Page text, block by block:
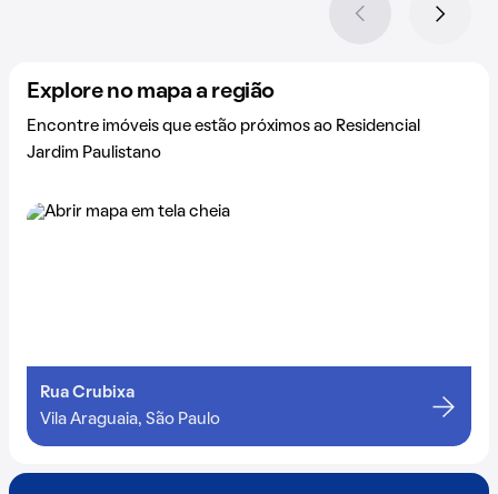
Explore no mapa a região
Encontre imóveis que estão próximos ao Residencial
Jardim Paulistano
Rua Crubixa
Vila Araguaia, São Paulo